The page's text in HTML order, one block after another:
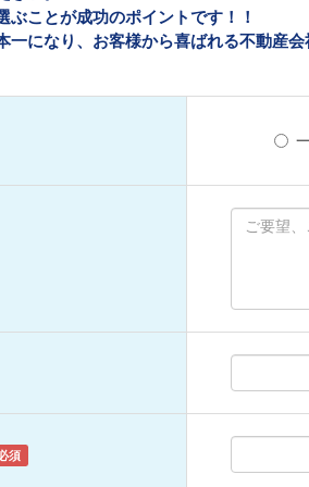
ことが成功のポイントです！！
一になり、お客様から喜ばれる不動産
須